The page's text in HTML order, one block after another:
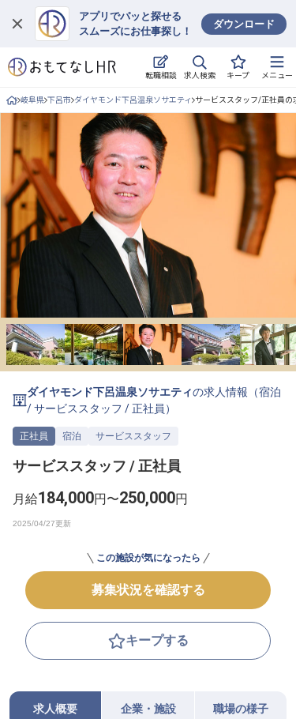
アプリでパッと探せる
スムーズにお仕事探し！
ダウンロード
転職相談 求人検索 キープ メニュー
ログイン
求人・施設を探す
キープした求人
就職・転職 合同説明会
おもてなしHRについて
ご利用の流れ
よくある質問
ホテル・宿泊業界情報コラム
無料 転職サポートに申し込む
岐阜県 下呂市 ダイヤモンド下呂温泉ソサエティ サービススタッフ/正社員の
ダイヤモンド下呂温泉ソサエティの求人情報（宿泊
/サービススタッフ /正社員 ）
正社員 宿泊 サービススタッフ
サービススタッフ / 正社員
月給184,000円〜250,000円
この施設が気になったら
募集状況を確認する
キープする
求人概要 企業・施設 職場の様子